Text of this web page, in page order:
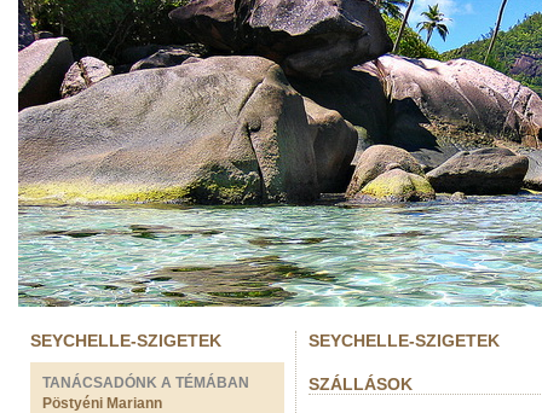
SEYCHELLE-SZIGETEK
TANÁCSADÓNK A TÉMÁBAN
Pöstyéni Mariann
SEYCHELLE-SZIGETEK
SZÁLLÁSOK